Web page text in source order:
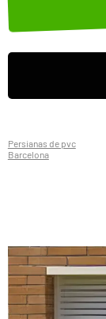
Persianas de pvc
Barcelona